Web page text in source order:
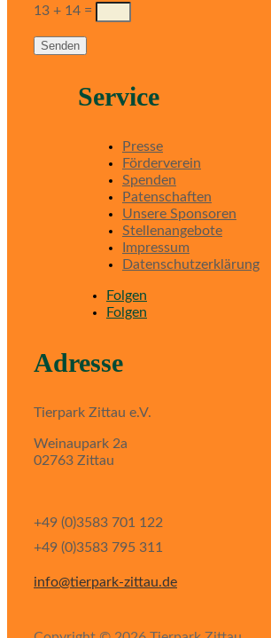
13 + 14 =
Senden
Service
Presse
Förderverein
Spenden
Patenschaften
Unsere Sponsoren
Stellenangebote
Impressum
Datenschutzerklärung
Folgen
Folgen
Adresse
Tierpark Zittau e.V.
Weinaupark 2a
02763 Zittau
+49 (0)3583 701 122
+49 (0)3583 795 311
info@tierpark-zittau.de